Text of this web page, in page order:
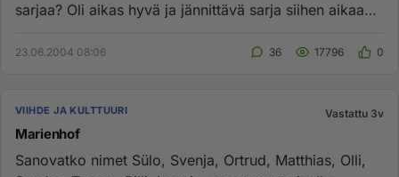
sarjaa? Oli aikas hyvä ja jännittävä sarja siihen aikaan.
23.06.2004 08:06 36 17796 0
VIIHDE JA KULTTUURI Vastattu 3v
Marienhof
Sanovatko nimet Sülo, Svenja, Ortrud, Matthias, Olli,